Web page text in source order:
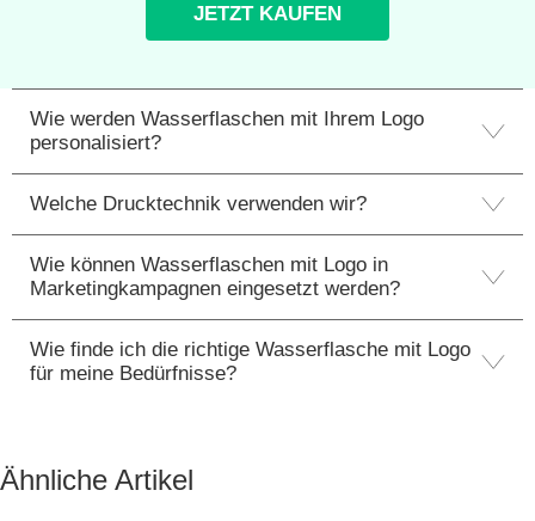
JETZT KAUFEN
Wie werden Wasserflaschen mit Ihrem Logo
personalisiert?
Welche Drucktechnik verwenden wir?
Wie können Wasserflaschen mit Logo in
Marketingkampagnen eingesetzt werden?
Wie finde ich die richtige Wasserflasche mit Logo
für meine Bedürfnisse?
Ähnliche Artikel